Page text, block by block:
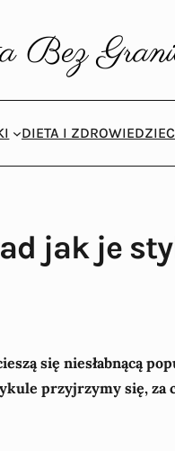
DIETA I ZDROWIE
jak je
się niesłabnącą
przyjrzymy się,